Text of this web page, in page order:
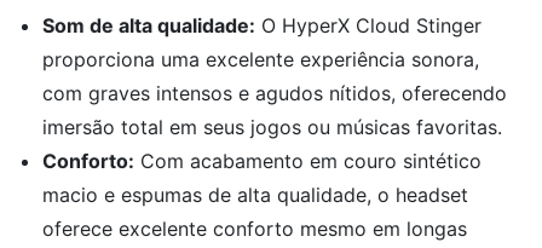
Som de alta qualidade: O HyperX Cloud Stinger
proporciona uma excelente experiência sonora,
com graves intensos e agudos nítidos, oferecendo
imersão total em seus jogos ou músicas favoritas.
Conforto: Com acabamento em couro sintético
macio e espumas de alta qualidade, o headset
oferece excelente conforto mesmo em longas